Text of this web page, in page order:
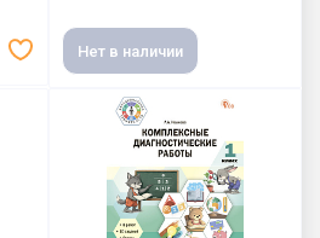
Нет в наличии